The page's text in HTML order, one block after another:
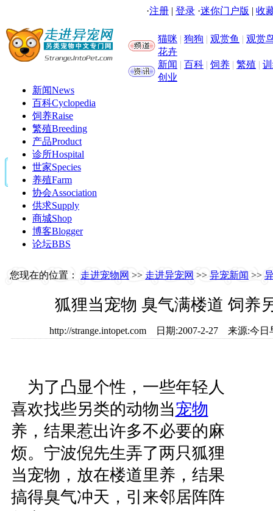
·注册 | 登录 ·迷你门户版 | 收
猫咪 | 狗狗 | 观赏鱼 | 观赏
花卉
新闻 | 百科 | 饲养 | 繁殖 |
创业
新闻News
百科Cyclopedia
饲养Raise
繁殖Breeding
产品Product
诊所Hospital
世家Species
养殖Farm
协会Association
供求Supply
商城Shop
博客Blogger
论坛BBS
您现在的位置： 走进宠物网 >> 走进异宠网 >> 异宠新闻 >>
狐狸当宠物 臭气满楼道 饲养
http://strange.intopet.com 日期:2007-2-27 来源:
为了凸显个性，一些年轻人
喜欢找些另类的动物当宠物
养，结果惹出许多不必要的麻
烦。宁波倪先生弄了两只狐狸
当宠物，放在楼道里养，结果
搞得臭气冲天，引来邻居阵阵